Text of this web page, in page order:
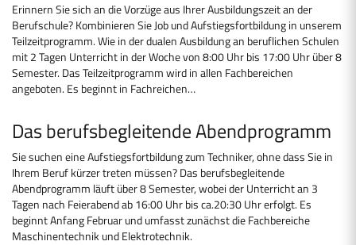
Erinnern Sie sich an die Vorzüge aus Ihrer Ausbildungszeit an der
Berufschule? Kombinieren Sie Job und Aufstiegsfortbildung in unserem
Teilzeitprogramm. Wie in der dualen Ausbildung an beruflichen Schulen
mit 2 Tagen Unterricht in der Woche von 8:00 Uhr bis 17:00 Uhr über 8
Semester. Das Teilzeitprogramm wird in allen Fachbereichen
angeboten. Es beginnt in Fachreichen…
Das berufsbegleitende Abendprogramm
Sie suchen eine Aufstiegsfortbildung zum Techniker, ohne dass Sie in
Ihrem Beruf kürzer treten müssen? Das berufsbegleitende
Abendprogramm läuft über 8 Semester, wobei der Unterricht an 3
Tagen nach Feierabend ab 16:00 Uhr bis ca.20:30 Uhr erfolgt. Es
beginnt Anfang Februar und umfasst zunächst die Fachbereiche
Maschinentechnik und Elektrotechnik.